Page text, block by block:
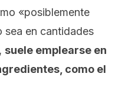
«posiblemente
sea en cantidades
suele emplearse en
como el